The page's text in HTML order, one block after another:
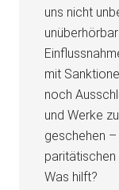
uns nicht
mit
noch
und Werke
geschehen –
paritätischen
Was hilft?